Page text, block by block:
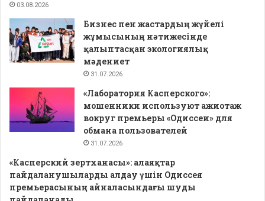
03.08.2026
Бизнес пен жастардың жүйелі
жұмысының нәтижесінде
қалыптасқан экологиялық
мәдениет
31.07.2026
«Лаборатория Касперского»:
мошенники используют ажиотаж
вокруг премьеры «Одиссеи» для
обмана пользователей
31.07.2026
«Касперский зертханасы»: алаяқтар
пайдаланушыларды алдау үшін Одиссея
премьерасының айналасындағы шуды